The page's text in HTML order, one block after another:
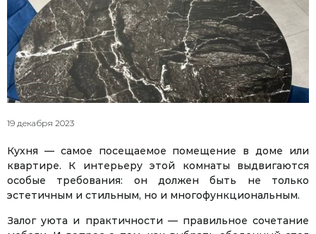
19 декабря 2023
Кухня — самое посещаемое помещение в доме или
квартире. К интерьеру этой комнаты выдвигаются
особые требования: он должен быть не только
эстетичным и стильным, но и многофункциональным.
Залог уюта и практичности — правильное сочетание